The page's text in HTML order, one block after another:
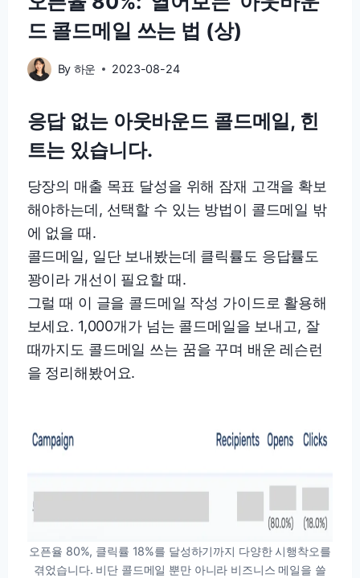
드 콜드메일 쓰는 법 (상)
By 하운 2023-08-24
응답 없는 아웃바운드 콜드메일, 힌
트는 있습니다.
당장의 매출 목표 달성을 위해 잠재 고객을 확보
해야하는데, 선택할 수 있는 방법이 콜드메일 밖
에 없을 때.
콜드메일, 일단 보내봤는데 클릭률도 응답률도
꽝이라 개선이 필요할 때.
그럴 때 이 글을 콜드메일 작성 가이드로 활용해
보세요. 1,000개가 넘는 콜드메일을 보내고, 잘
때까지도 콜드메일 쓰는 꿈을 꾸며 배운 레슨런
을 정리해봤어요.
오픈율 80%, 클릭률 18%를 달성하기까지 다양한 시행착오를
겪었습니다. 비단 콜드메일 뿐만 아니라 비즈니스 메일을 쓸